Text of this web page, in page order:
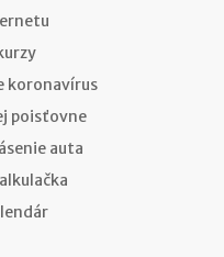
koronavírus
poisťovne
auta